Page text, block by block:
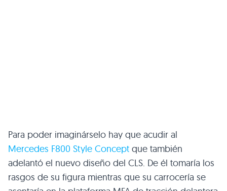
Para poder imaginárselo hay que acudir al
Mercedes F800 Style Concept que también
adelantó el nuevo diseño del CLS. De él tomaría los
rasgos de su figura mientras que su carrocería se